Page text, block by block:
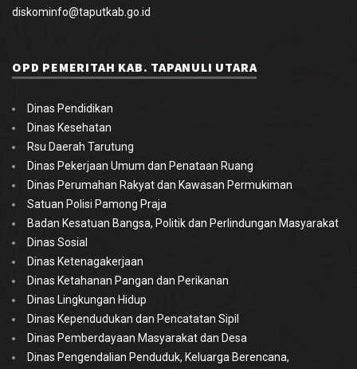
diskominfo@taputkab.go.id
OPD PEMERITAH KAB. TAPANULI UTARA
Dinas Pendidikan
Dinas Kesehatan
Rsu Daerah Tarutung
Dinas Pekerjaan Umum dan Penataan Ruang
Dinas Perumahan Rakyat dan Kawasan Permukiman
Satuan Polisi Pamong Praja
Badan Kesatuan Bangsa, Politik dan Perlindungan Masyarakat
Dinas Sosial
Dinas Ketenagakerjaan
Dinas Ketahanan Pangan dan Perikanan
Dinas Lingkungan Hidup
Dinas Kependudukan dan Pencatatan Sipil
Dinas Pemberdayaan Masyarakat dan Desa
Dinas Pengendalian Penduduk, Keluarga Berencana,